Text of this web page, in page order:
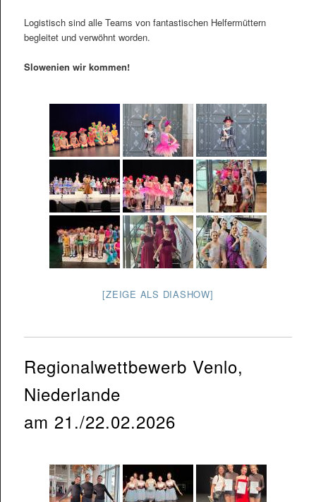
Logistisch sind alle Teams von fantastischen Helfermüttern
begleitet und verwöhnt worden.
Slowenien wir kommen!
[ZEIGE ALS DIASHOW]
Regionalwettbewerb Venlo,
Niederlande
am 21./22.02.2026